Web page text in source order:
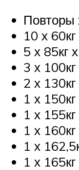
Повторы
10 х
5 х 85кг
3 х
2 х
1 х
1 х
1 х
1 х
1 х